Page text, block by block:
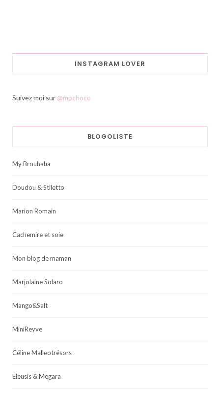
INSTAGRAM LOVER
Suivez moi sur @mpchoco
BLOGOLISTE
My Brouhaha
Doudou & Stiletto
Marion Romain
Cachemire et soie
Mon blog de maman
Marjolaine Solaro
Mango&Salt
MiniReyve
Céline Malleotrésors
Eleusis & Megara